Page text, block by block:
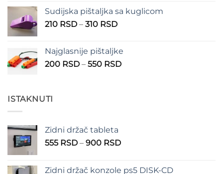
Sudijska pištaljka sa kuglicom
210 RSD – 310 RSDRaspon
210 RSD
do
Najglasnije pištaljke
200 RSD – 550 RSDRaspon
ISTAKNUTI
Zidni držač tableta
555 RSD – 900 RSDRaspon
Zidni držač konzole ps5 DISK-CD